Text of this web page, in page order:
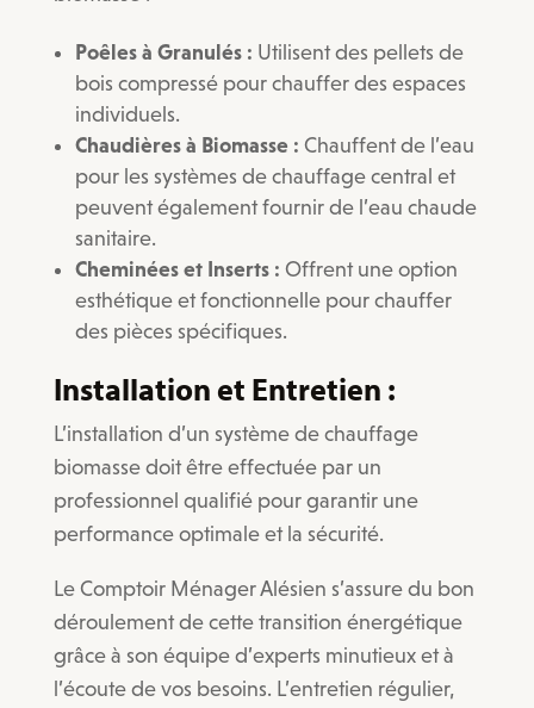
Poêles à Granulés : Utilisent des pellets de
bois compressé pour chauffer des espaces
individuels.
Chaudières à Biomasse : Chauffent de l’eau
pour les systèmes de chauffage central et
peuvent également fournir de l’eau chaude
sanitaire.
Cheminées et Inserts : Offrent une option
esthétique et fonctionnelle pour chauffer
des pièces spécifiques.
Installation et Entretien :
L’installation d’un système de chauffage
biomasse doit être effectuée par un
professionnel qualifié pour garantir une
performance optimale et la sécurité.
Le Comptoir Ménager Alésien s’assure du bon
déroulement de cette transition énergétique
grâce à son équipe d’experts minutieux et à
l’écoute de vos besoins. L’entretien régulier,